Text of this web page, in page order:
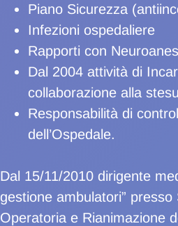
Piano Sicurezza
Infezioni ospedaliere
Rapporti con
Dal 2004 attività di
collaborazione alla
Responsabilità di
dell’Ospedale.
Dal 15/11/2010 dirigente
gestione ambulatori”
Operatoria e Rianimazione